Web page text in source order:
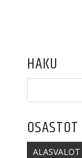
HAKU
OSASTOT
ALASVALOT